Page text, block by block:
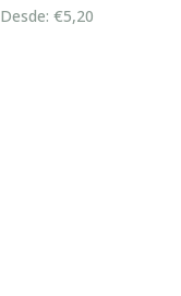
Desde: €5,20